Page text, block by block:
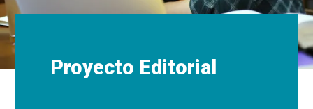
Proyecto Editorial